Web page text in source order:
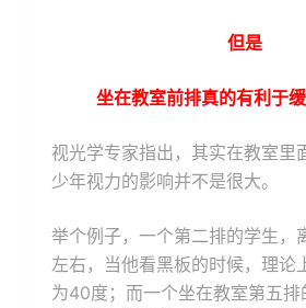
但是
坐在教室前排真的有利于缓
视光学专家指出，其实在教室里
少年视力的影响并不是很大。
举个例子，一个第二排的学生，
左右，当他看黑板的时候，理论
为40度；而一个坐在教室第五排